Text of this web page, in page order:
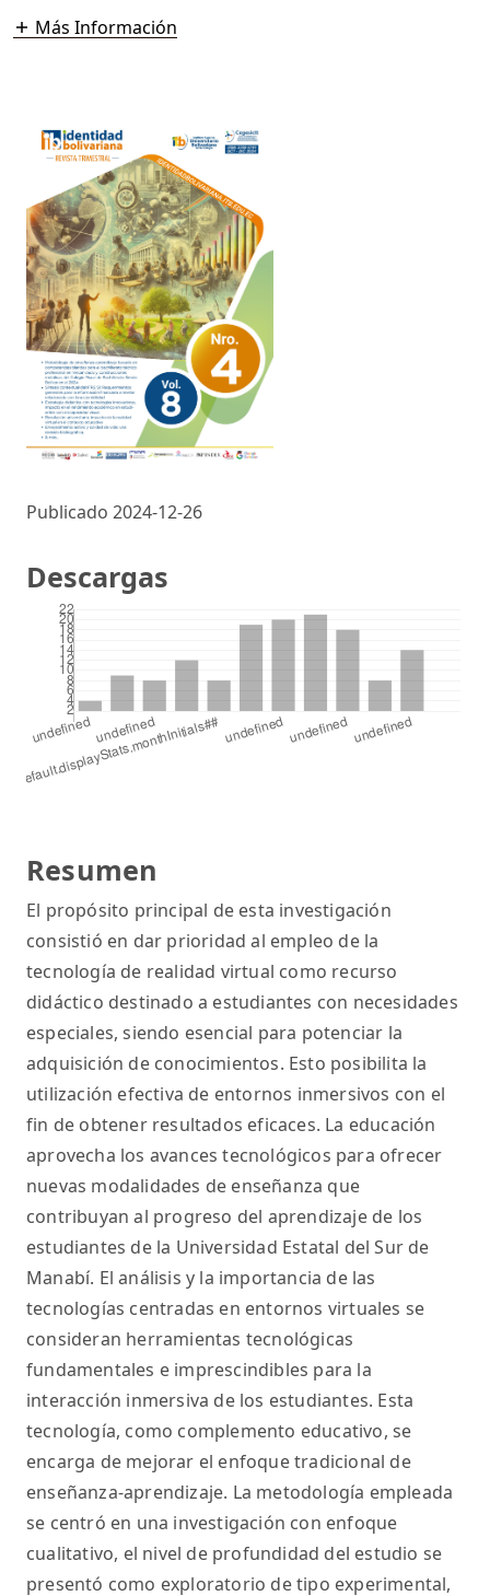
Más Información
Publicado 2024-12-26
Resumen
El propósito principal de esta investigación
consistió en dar prioridad al empleo de la
tecnología de realidad virtual como recurso
didáctico destinado a estudiantes con necesidades
especiales, siendo esencial para potenciar la
adquisición de conocimientos. Esto posibilita la
utilización efectiva de entornos inmersivos con el
fin de obtener resultados eficaces. La educación
aprovecha los avances tecnológicos para ofrecer
nuevas modalidades de enseñanza que
contribuyan al progreso del aprendizaje de los
estudiantes de la Universidad Estatal del Sur de
Manabí. El análisis y la importancia de las
tecnologías centradas en entornos virtuales se
consideran herramientas tecnológicas
fundamentales e imprescindibles para la
interacción inmersiva de los estudiantes. Esta
tecnología, como complemento educativo, se
encarga de mejorar el enfoque tradicional de
enseñanza-aprendizaje. La metodología empleada
se centró en una investigación con enfoque
cualitativo, el nivel de profundidad del estudio se
presentó como exploratorio de tipo experimental,
Descargas